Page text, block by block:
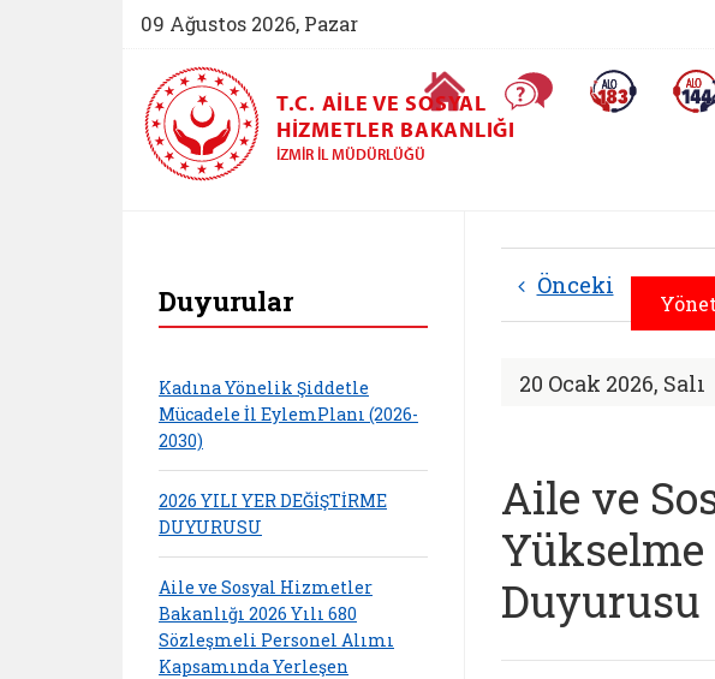
09 Ağustos 2026, Pazar
Ana Sayfa Sıkça Sorulan Sorular
Alo 183
T.C. AILE VE SOSYAL
HIZMETLER BAKANLIĞI
İZMIR İL MÜDÜRLÜĞÜ
İzmir Aile ve Sosyal
Duyurular
Kadına Yönelik Şiddetle
Mücadele İl EylemPlanı (2026-
2030)
2026 YILI YER DEĞİŞTİRME
DUYURUSU
Aile ve Sosyal Hizmetler
Bakanlığı 2026 Yılı 680
Sözleşmeli Personel Alımı
Kapsamında Yerleşen
Önceki
20 Ocak 2026, Salı
Aile ve
Yükselme
Duyurusu